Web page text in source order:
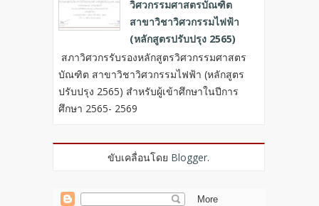
วิศวกรรมศาสตรบัณฑิต
สาขาวิชาวิศวกรรมไฟฟ้า
(หลักสูตรปรับปรุง 2565)
สภาวิศวกรรับรองหลักสูตรวิศวกรรมศาสตร
บัณฑิต สาขาวิชาวิศวกรรมไฟฟ้า (หลักสูตร
ปรับปรุง 2565) สำหรับผู้เข้าศึกษาในปีการ
ศึกษา 2565- 2569
ขับเคลื่อนโดย Blogger.